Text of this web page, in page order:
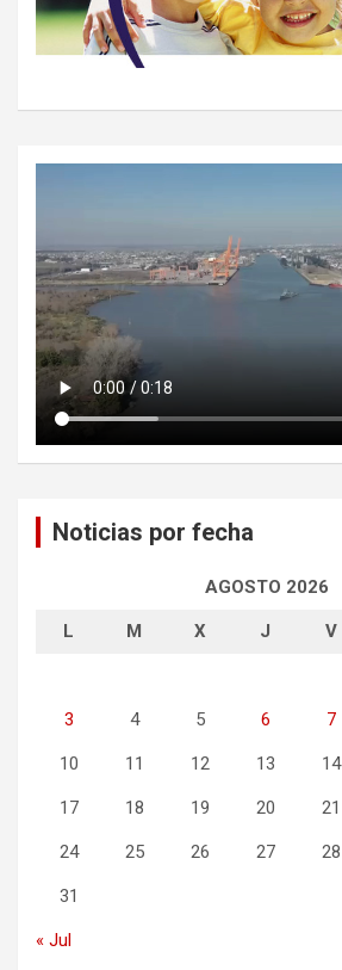
Noticias por fecha
AGOSTO 2026
L M X J V
3 4 5 6 7
10 11 12 13 14
17 18 19 20 21
24 25 26 27 28
31
« Jul